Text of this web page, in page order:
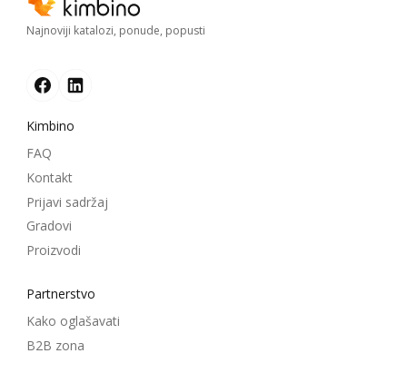
Najnoviji katalozi, ponude, popusti
Kimbino
FAQ
Kontakt
Prijavi sadržaj
Gradovi
Proizvodi
Partnerstvo
Kako oglašavati
B2B zona